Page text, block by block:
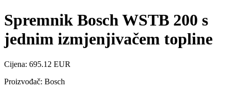
Spremnik Bosch WSTB 200 s
jednim izmjenjivačem topline
Cijena: 695.12 EUR
Proizvođač: Bosch